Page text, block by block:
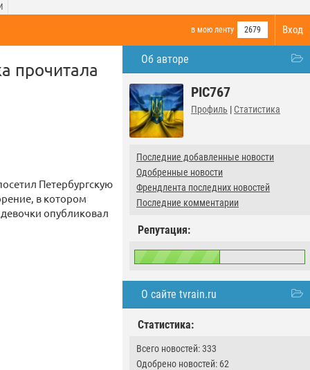
Вход
в мою ленту 2679
Об авторе
PIC767
Профиль | Статистика
Последние добавленные новости
Одобренные новости
Френдлента последних новостей
Последние комментарии
Репутация:
О сайте tvrain.ru
Статистика:
Всего новостей: 333
Одобрено новостей: 62
прочитала
Петербургскую
в котором
опубликовал